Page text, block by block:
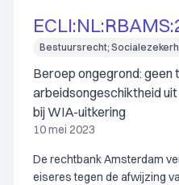
Bestuursrecht;
Beroep ongegrond: geen
arbeidsongeschiktheid
bij WIA-uitkering
10 mei 2023
De rechtbank Amsterdam
eiseres tegen de afwijzing